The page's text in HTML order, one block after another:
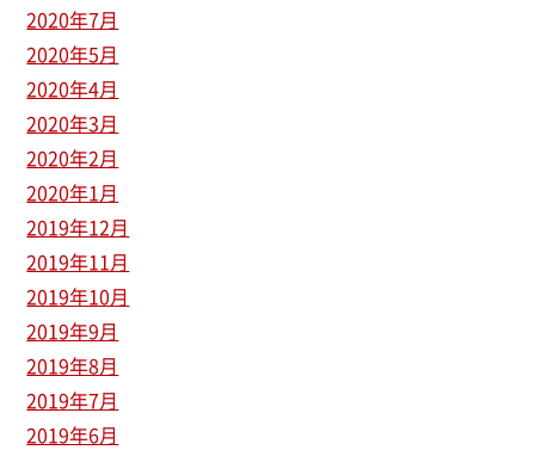
2020年7月
2020年5月
2020年4月
2020年3月
2020年2月
2020年1月
2019年12月
2019年11月
2019年10月
2019年9月
2019年8月
2019年7月
2019年6月